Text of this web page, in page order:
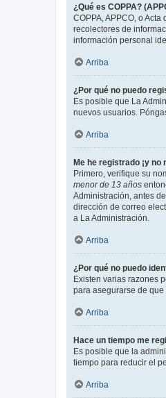
¿Qué es COPPA?
COPPA, APPCO, o
recolectores de
información personal
Arriba
¿Por qué no puedo
Es posible que La
nuevos usuarios.
Arriba
Me he registrado ¡y no
Primero, verifique su
menor de 13 años
Administración, antes
dirección de correo
a La Administración.
Arriba
¿Por qué no puedo
Existen varias razones
para asegurarse de
Arriba
Hace un tiempo me
Es posible que la
tiempo para reducir el
Arriba